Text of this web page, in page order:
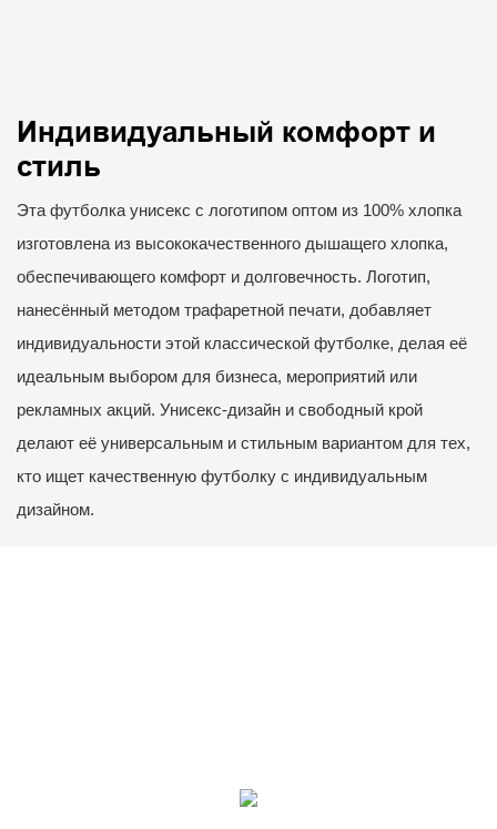
Индивидуальный комфорт и
стиль
Эта футболка унисекс с логотипом оптом из 100% хлопка
изготовлена ​​из высококачественного дышащего хлопка,
обеспечивающего комфорт и долговечность. Логотип,
нанесённый методом трафаретной печати, добавляет
индивидуальности этой классической футболке, делая её
идеальным выбором для бизнеса, мероприятий или
рекламных акций. Унисекс-дизайн и свободный крой
делают её универсальным и стильным вариантом для тех,
кто ищет качественную футболку с индивидуальным
дизайном.